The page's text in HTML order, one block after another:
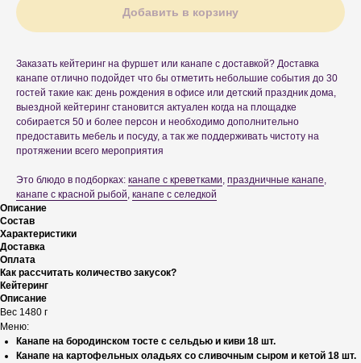
Добавить в корзину
Заказать кейтеринг на фуршет или канапе с доставкой? Доставка
канапе отлично подойдет что бы отметить небольшие события до 30
гостей такие как: день рождения в офисе или детский праздник дома,
выездной кейтеринг становится актуален когда на площадке
собирается 50 и более персон и необходимо дополнительно
предоставить мебель и посуду, а так же поддерживать чистоту на
протяжении всего мероприятия
Это блюдо в подборках: канапе с креветками, праздничные канапе,
канапе с красной рыбой, канапе с селедкой
Описание
Состав
Характеристики
Доставка
Оплата
Как рассчитать количество закусок?
Кейтеринг
Описание
Вес 1480 г
Меню:
Канапе на бородинском тосте с сельдью и киви 18 шт.
Канапе на картофельных оладьях со сливочным сыром и кетой 18 шт.